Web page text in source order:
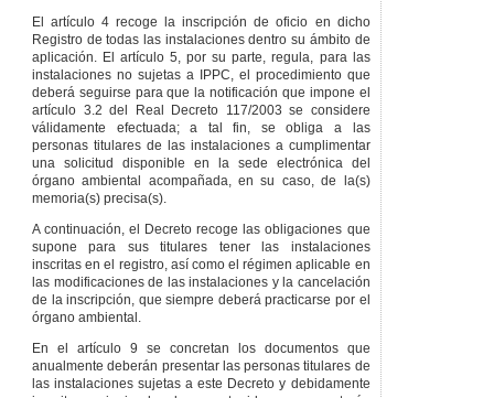
El artículo 4 recoge la inscripción de oficio en dicho
Registro de todas las instalaciones dentro su ámbito de
aplicación. El artículo 5, por su parte, regula, para las
instalaciones no sujetas a IPPC, el procedimiento que
deberá seguirse para que la notificación que impone el
artículo 3.2 del Real Decreto 117/2003 se considere
válidamente efectuada; a tal fin, se obliga a las
personas titulares de las instalaciones a cumplimentar
una solicitud disponible en la sede electrónica del
órgano ambiental acompañada, en su caso, de la(s)
memoria(s) precisa(s).
A continuación, el Decreto recoge las obligaciones que
supone para sus titulares tener las instalaciones
inscritas en el registro, así como el régimen aplicable en
las modificaciones de las instalaciones y la cancelación
de la inscripción, que siempre deberá practicarse por el
órgano ambiental.
En el artículo 9 se concretan los documentos que
anualmente deberán presentar las personas titulares de
las instalaciones sujetas a este Decreto y debidamente